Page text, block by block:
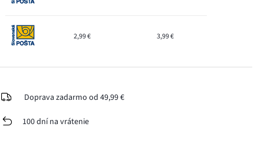
2,99 € 3,99 €
Doprava zadarmo od 49,99 €
100 dní na vrátenie